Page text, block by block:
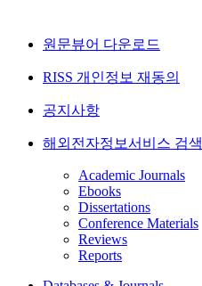
원문뷰어 다운로드
RISS 개인정보 재동의
공지사항
해외전자정보서비스 검색
Academic Journals
Ebooks
Dissertations
Conference Materials
Reviews
Reports